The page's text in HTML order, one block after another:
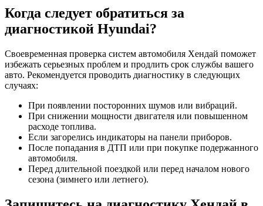
Когда следует обратиться за
диагностикой Hyundai?
Своевременная проверка систем автомобиля Хендай поможет
избежать серьезных проблем и продлить срок службы вашего
авто. Рекомендуется проводить диагностику в следующих
случаях:
При появлении посторонних шумов или вибраций.
При снижении мощности двигателя или повышенном
расходе топлива.
Если загорелись индикаторы на панели приборов.
После попадания в ДТП или при покупке подержанного
автомобиля.
Перед длительной поездкой или перед началом нового
сезона (зимнего или летнего).